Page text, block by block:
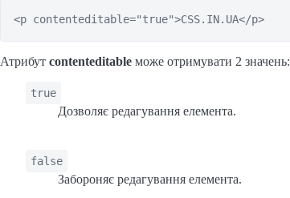
<p contenteditable="true">CSS.IN.UA</p>
Атрибут contenteditable може отримувати 2 значень:
true
Дозволяє редагування елемента.
false
Забороняє редагування елемента.